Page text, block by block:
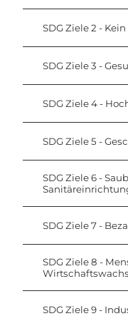
SDG Ziele 2 -
SDG Ziele 3 -
SDG Ziele 4 -
SDG Ziele 5 -
SDG Ziele 6 -
SDG Ziele 7 -
SDG Ziele 8 -
SDG Ziele 9 -